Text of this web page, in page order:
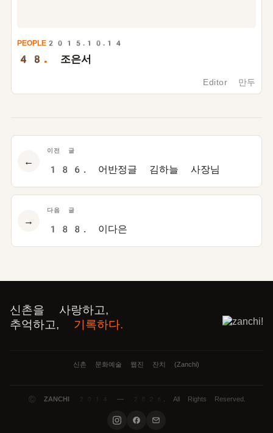
PEOPLE 2015.10.14
48. 조은서
Editor 만두
←
이전 글
186. 어반정글 김하늘 사장님
다음 글
188. 이다은
→
신촌을 사랑하고,
추억하고, 기록하다.
신촌 문화예술 웹진 잔치 (Zanchi)
© ZANCHI 2014 — 2026. All Rights Reserved.